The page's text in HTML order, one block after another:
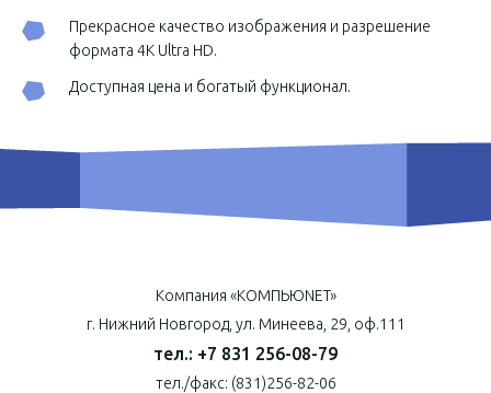
Прекрасное качество изображения и разрешение
формата 4К Ultra HD.
Доступная цена и богатый функционал.
Компания «КОМПЬЮNET»
г. Нижний Новгород, ул. Минеева, 29, оф.111
тел.: +7 831 256-08-79
тел./факс: (831)256-82-06